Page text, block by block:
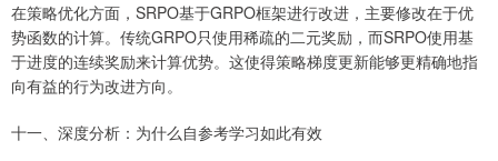
在策略优化方面，SRPO基于GRPO框架进行改进，主要修改在于优
势函数的计算。传统GRPO只使用稀疏的二元奖励，而SRPO使用基
于进度的连续奖励来计算优势。这使得策略梯度更新能够更精确地指
向有益的行为改进方向。
十一、深度分析：为什么自参考学习如此有效